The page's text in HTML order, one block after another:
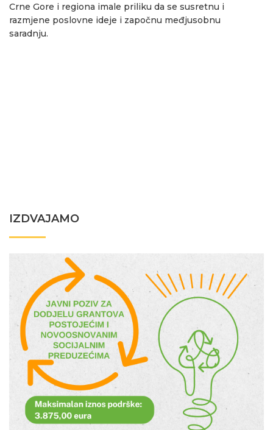
Crne Gore i regiona imale priliku da se susretnu i
razmjene poslovne ideje i započnu međjusobnu
saradnju.
IZDVAJAMO